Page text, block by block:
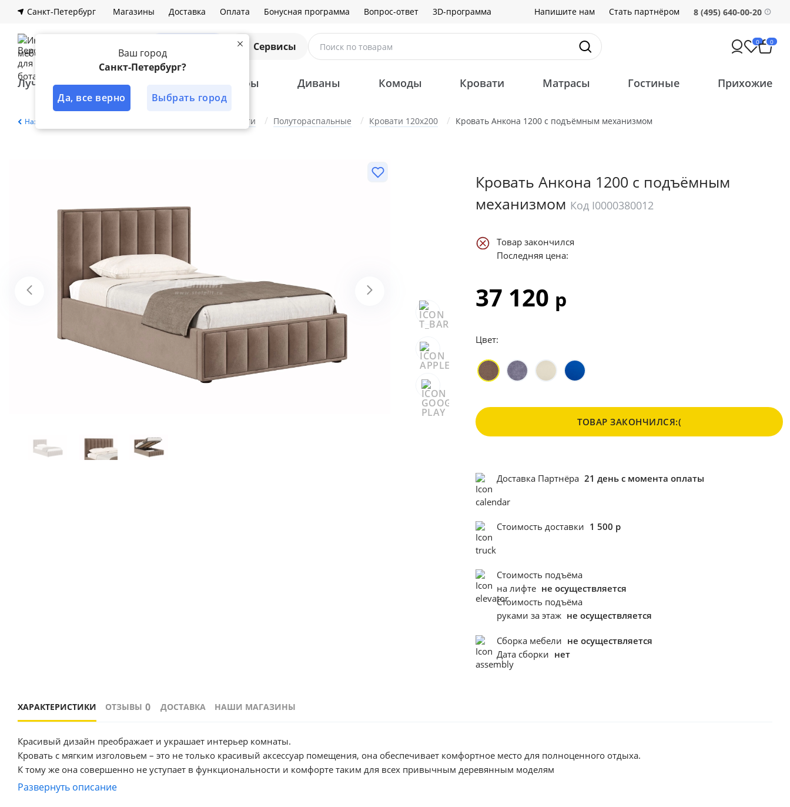
Ваш город
Санкт-Петербург?
Да, все верно Выбрать город
Санкт-Петербург Магазины Доставка Оплата Бонусная программа Вопрос-ответ 3D-программа Напишите нам Стать партнёром 8 (495) 640-00-20
Сервисы Поиск по товарам 0 0
Лучшее решение Шкафы Диваны Комоды Кровати Матрасы Гостиные Прихожие
Назад Кровати Полутораспальные Кровати 120х200 Кровать Анкона 1200 с подъёмным механизмом
Кровать Анкона 1200 с подъёмным
механизмом Код I0000380012
Товар закончился
Последняя цена:
37 120 р
Цвет:
ТОВАР ЗАКОНЧИЛСЯ:(
Доставка Партнёра 21 день с момента оплаты
Стоимость доставки 1 500 р
Стоимость подъёма
на лифте не осуществляется
Стоимость подъёма
руками за этаж не осуществляется
Сборка мебели не осуществляется
Дата сборки нет
ХАРАКТЕРИСТИКИ ОТЗЫВЫ 0 ДОСТАВКА НАШИ МАГАЗИНЫ
Красивый дизайн преображает и украшает интерьер комнаты.
Кровать с мягким изголовьем – это не только красивый аксессуар помещения, она обеспечивает комфортное место для полноценного отдыха.
К тому же она совершенно не уступает в функциональности и комфорте таким для всех привычным деревянным моделям
Кровать имеет нишу для хранения разных вещей, это очень удобно, если пространство в комнате не дает возможность поставить
Развернуть описание